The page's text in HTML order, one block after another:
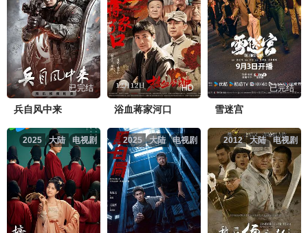
已完结
兵自风中来
HD
浴血蒋家河口
已完结
雪迷宫
电视剧
大陆
2025 电视剧
大陆
2025 电视剧
大陆
2012